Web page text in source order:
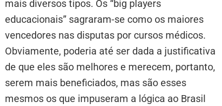
mais diversos tipos. Os “big players
educacionais” sagraram-se como os maiores
vencedores nas disputas por cursos médicos.
Obviamente, poderia até ser dada a justificativa
de que eles são melhores e merecem, portanto,
serem mais beneficiados, mas são esses
mesmos os que impuseram a lógica ao Brasil